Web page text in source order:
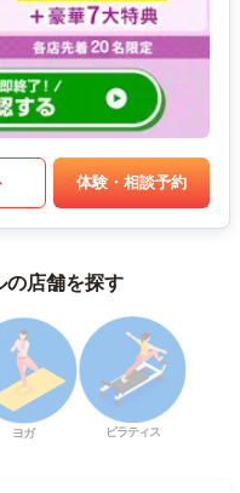
体験・相談予約
の店舗を探す
ヨガ ピラティス